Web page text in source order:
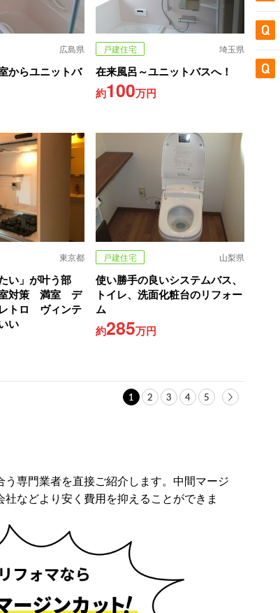
広島県
からユニットバ
戸建住宅 埼玉県
在来風呂～ユニットバスへ！
約100万円
東京都
い」が叶う部
対策 満室 デ
トロ ヴィンテ
い
戸建住宅 山梨県
使い勝手の良いシステムバス、
トイレ、洗面化粧台のリフォー
ム
約285万円
1 2 3 4 5
専門業者を直接ご紹介します。中間マージ
などより安く費用を抑えることができま